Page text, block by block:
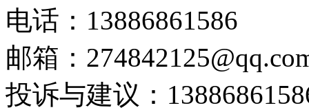
电话：13886861586
邮箱：
投诉与建议：